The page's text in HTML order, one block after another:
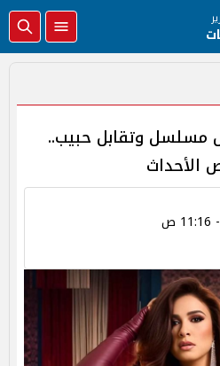
مسلسل وتقابل حبيب..
الأحداث